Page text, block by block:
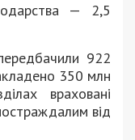
— 2,5
922
350 млн
враховані
від